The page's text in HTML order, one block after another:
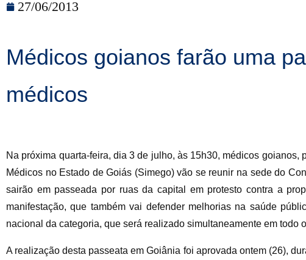
27/06/2013
Médicos goianos farão uma
médicos
Na próxima quarta-feira, dia 3 de julho, às 15h30, médicos
Médicos no Estado de Goiás (Simego) vão se reunir na sede do
sairão em passeada por ruas da capital em protesto contra a
manifestação, que também vai defender melhorias na saúde
nacional da categoria, que será realizado simultaneamente em todo
A realização desta passeata em Goiânia foi aprovada ontem (26),